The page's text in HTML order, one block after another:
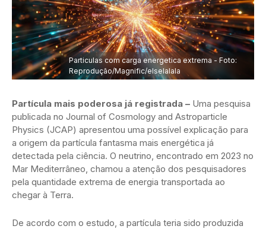
Particulas com carga energetica extrema - Foto:
Reprodução/Magnific/elselalala
Partícula mais poderosa já registrada – Uma pesquisa
publicada no Journal of Cosmology and Astroparticle
Physics (JCAP) apresentou uma possível explicação para
a origem da partícula fantasma mais energética já
detectada pela ciência. O neutrino, encontrado em 2023 no
Mar Mediterrâneo, chamou a atenção dos pesquisadores
pela quantidade extrema de energia transportada ao
chegar à Terra.
De acordo com o estudo, a partícula teria sido produzida